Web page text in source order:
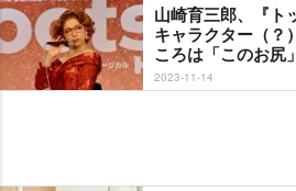
山崎育三郎、『ト
キャラクター（
ころは「このお尻」
2023-11-14